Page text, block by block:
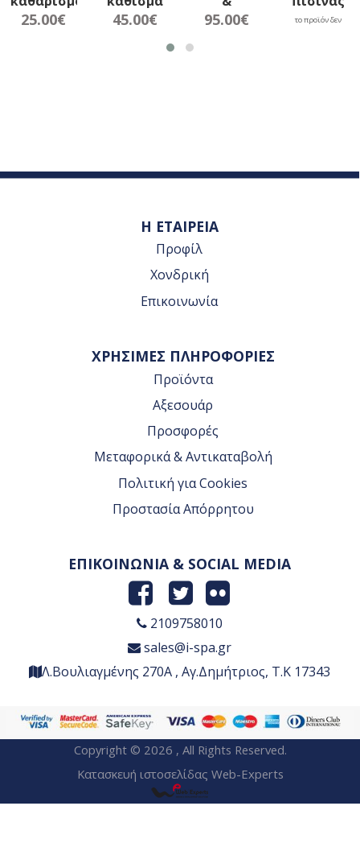
ποδιών
25.00€ για Spa
45.00€ Cupholder
Λευκά
95.00€ & Spa
το προϊόν δεν
Η ΕΤΑΙΡΕΙΑ
Προφίλ
Χονδρική
Επικοινωνία
ΧΡΗΣΙΜΕΣ ΠΛΗΡΟΦΟΡΙΕΣ
Προϊόντα
Αξεσουάρ
Προσφορές
Μεταφορικά & Αντικαταβολή
Πολιτική για Cookies
Προστασία Απόρρητου
ΕΠΙΚΟΙΝΩΝΙΑ & SOCIAL MEDIA
2109758010
sales@i-spa.gr
Λ.Βουλιαγμένης 270Α , Αγ.Δημήτριος, Τ.Κ 17343
Copyright © 2026 , All Rights Reserved.
Κατασκευή ιστοσελίδας Web-Experts